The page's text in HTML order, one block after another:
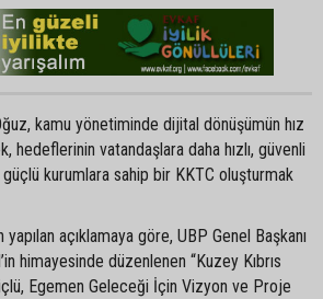
kamu yönetiminde dijital dönüşümün hız
hedeflerinin vatandaşlara daha hızlı, güvenli
kurumlara sahip bir KKTC oluşturmak
açıklamaya göre, UBP Genel Başkanı
himayesinde düzenlenen “Kuzey Kıbrıs
Egemen Geleceği İçin Vizyon ve Proje